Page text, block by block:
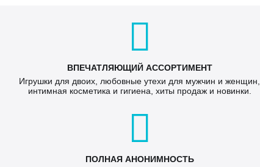
ВПЕЧАТЛЯЮЩИЙ АССОРТИМЕНТ
Игрушки для двоих, любовные утехи для мужчин и женщин,
интимная косметика и гигиена, хиты продаж и новинки.
ПОЛНАЯ АНОНИМНОСТЬ